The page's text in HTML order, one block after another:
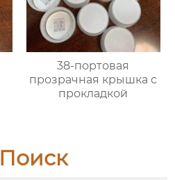
38-портовая
прозрачная крышка с
прокладкой
Поиск